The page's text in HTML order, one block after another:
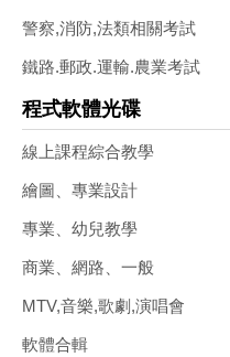
警察,消防,法類相關考試
鐵路.郵政.運輸.農業考試
程式軟體光碟
線上課程綜合教學
繪圖、專業設計
專業、幼兒教學
商業、網路、一般
MTV,音樂,歌劇,演唱會
軟體合輯